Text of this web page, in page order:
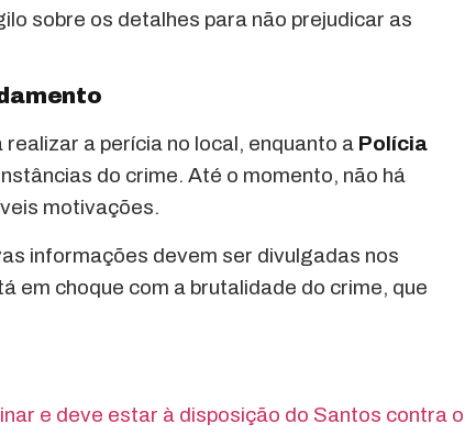
sobre os detalhes para não prejudicar as
a perícia no local, enquanto a Polícia
do crime. Até o momento, não há
motivações.
informações devem ser divulgadas nos
em choque com a brutalidade do crime, que
e deve estar à disposição do Santos contra o